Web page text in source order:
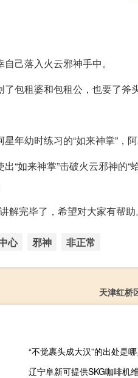
己落入火云邪神手中。
包租婆和包租公，也要了斧
幼时练习的“如来神掌”，
“如来神掌”击破火云邪神的“
完毕了，希望对大家有帮助。
心 邪神 非正常
天津红桥
“不觉裹头成大汉”的出处是哪
辽宁阜新可提供SKG咖啡机